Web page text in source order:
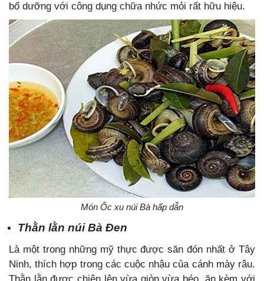
bổ dưỡng với công dụng chữa nhức mỏi rất hữu hiệu.
Món Ốc xu núi Bà hấp dẫn
Thằn lằn núi Bà Đen
Là một trong những mỹ thực được săn đón nhất ở Tây
Ninh, thích hợp trong các cuộc nhậu của cánh mày râu.
Thằn lằn được chiên lên vừa giòn vừa béo, ăn kèm với